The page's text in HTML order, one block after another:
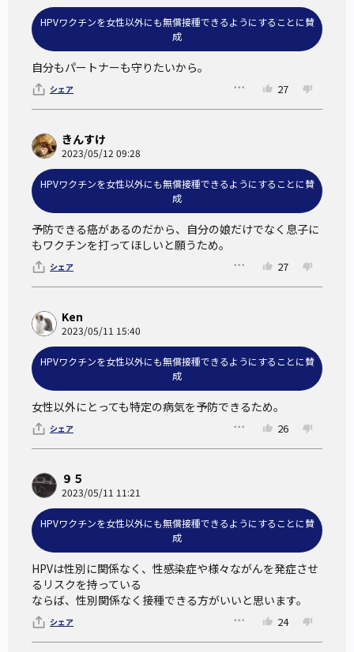
【HPVワクチン接種に関する海外事例
MSD Connectより】
■自分が感染しない、相手にも感染させないという意識のも
と、感染予防に高い相乗効果を得ることができる
が自分ごととして考え、HPVへの正しい理解や認知が高まる
■ワクチンを受けるだけではなく、定期的な検診など予防の
■予防できる癌に罹患する人の命を救うことができる
HPVワクチンをすべての人が受ける時の課題
■他の予防接種と同じように、人によっては副作用が生じる
可能性があること
■積極的接種の推奨が中止されていた影響で、国内のHPV認
知度やワクチンに対する理解が低い
HPVワクチンを女性以外にも無償接種できるようにすることに賛
成
自分もパートナーも守りたいから。
シェア 27
きんすけ
2023/05/12 09:28
HPVワクチンを女性以外にも無償接種できるようにすることに賛
成
予防できる癌があるのだから、自分の娘だけでなく息子に
もワクチンを打ってほしいと願うため。
シェア 27
Ken
2023/05/11 15:40
HPVワクチンを女性以外にも無償接種できるようにすることに賛
成
女性以外にとっても特定の病気を予防できるため。
シェア 26
９５
2023/05/11 11:21
HPVワクチンを女性以外にも無償接種できるようにすることに賛
成
HPVは性別に関係なく、性感染症や様々ながんを発症させ
るリスクを持っている
ならば、性別関係なく接種できる方がいいと思います。
シェア 24